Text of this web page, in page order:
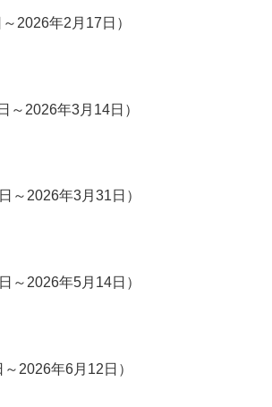
2026年2月17日）
～2026年3月14日）
～2026年3月31日）
～2026年5月14日）
2026年6月12日）